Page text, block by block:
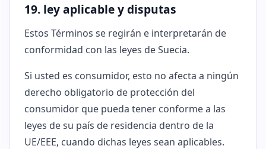
19. ley aplicable y disputas
Estos Términos se regirán e interpretarán de
conformidad con las leyes de Suecia.
Si usted es consumidor, esto no afecta a ningún
derecho obligatorio de protección del
consumidor que pueda tener conforme a las
leyes de su país de residencia dentro de la
UE/EEE, cuando dichas leyes sean aplicables.